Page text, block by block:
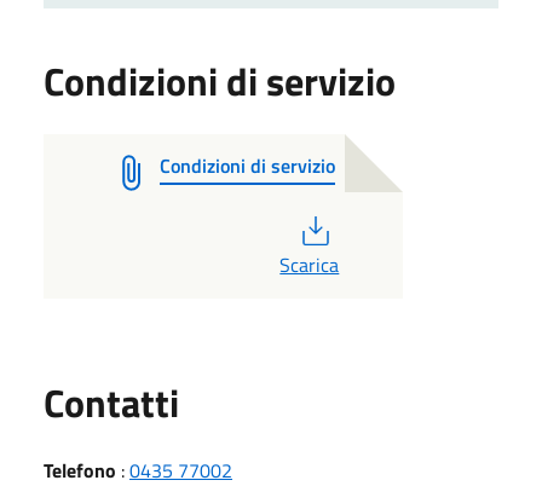
Condizioni di servizio
Condizioni di servizio
Scarica
Contatti
Telefono :0435 77002